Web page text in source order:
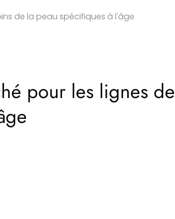
de la peau spécifiques à l'âge
pour les lignes de